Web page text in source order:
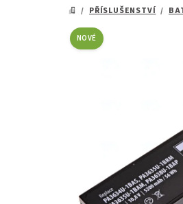
DOMŮ
/ PŘÍSLUŠENSTVÍ /
NOVÉ